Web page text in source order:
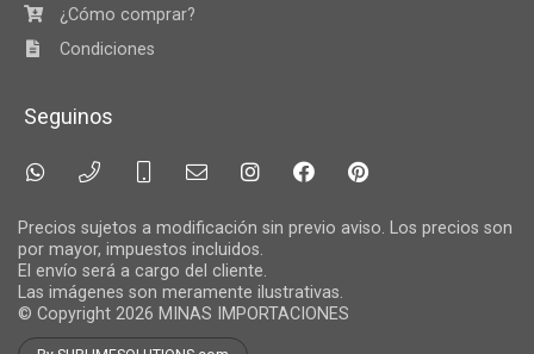
¿Cómo comprar?
Condiciones
Seguinos
Precios sujetos a modificación sin previo aviso. Los precios son
por mayor, impuestos incluidos.
El envío será a cargo del cliente.
Las imágenes son meramente ilustrativas.
© Copyright 2026 MINAS IMPORTACIONES